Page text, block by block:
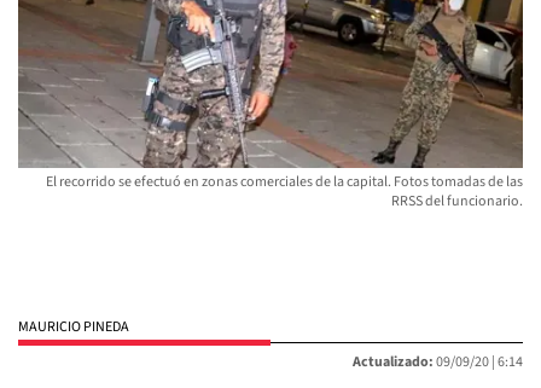
El recorrido se efectuó en zonas comerciales de la capital. Fotos tomadas de las
RRSS del funcionario.
MAURICIO PINEDA
Actualizado:09/09/20 |6:14